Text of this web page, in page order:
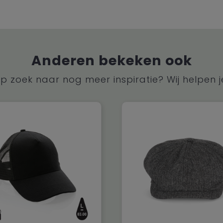
Anderen bekeken ook
zoek naar nog meer inspiratie? Wij helpen